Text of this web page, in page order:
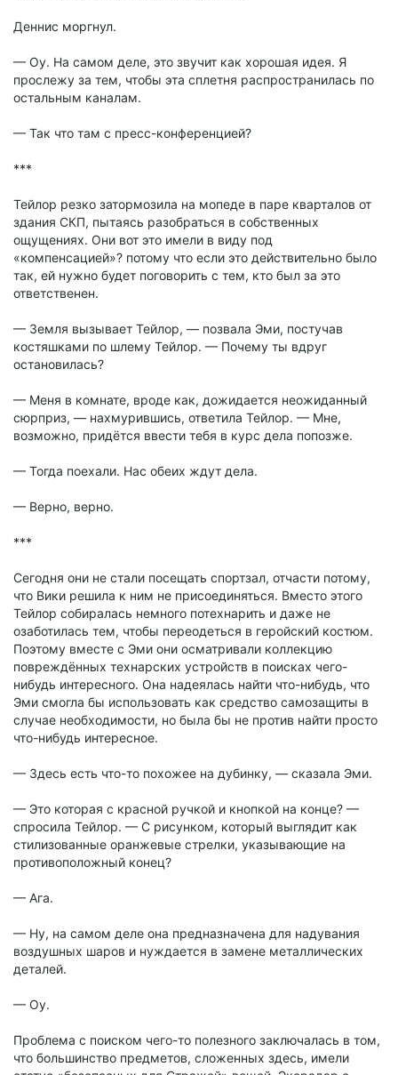
Деннис моргнул.
— Оу. На самом деле, это звучит как хорошая идея. Я
прослежу за тем, чтобы эта сплетня распространилась по
остальным каналам.
— Так что там с пресс-конференцией?
***
Тейлор резко затормозила на мопеде в паре кварталов от
здания СКП, пытаясь разобраться в собственных
ощущениях. Они вот это имели в виду под
«компенсацией»? потому что если это действительно было
так, ей нужно будет поговорить с тем, кто был за это
ответственен.
— Земля вызывает Тейлор, — позвала Эми, постучав
костяшками по шлему Тейлор. — Почему ты вдруг
остановилась?
— Меня в комнате, вроде как, дожидается неожиданный
сюрприз, — нахмурившись, ответила Тейлор. — Мне,
возможно, придётся ввести тебя в курс дела попозже.
— Тогда поехали. Нас обеих ждут дела.
— Верно, верно.
***
Сегодня они не стали посещать спортзал, отчасти потому,
что Вики решила к ним не присоединяться. Вместо этого
Тейлор собиралась немного потехнарить и даже не
озаботилась тем, чтобы переодеться в геройский костюм.
Поэтому вместе с Эми они осматривали коллекцию
повреждённых технарских устройств в поисках чего-
нибудь интересного. Она надеялась найти что-нибудь, что
Эми смогла бы использовать как средство самозащиты в
случае необходимости, но была бы не против найти просто
что-нибудь интересное.
— Здесь есть что-то похожее на дубинку, — сказала Эми.
— Это которая с красной ручкой и кнопкой на конце? —
спросила Тейлор. — С рисунком, который выглядит как
стилизованные оранжевые стрелки, указывающие на
противоположный конец?
— Ага.
— Ну, на самом деле она предназначена для надувания
воздушных шаров и нуждается в замене металлических
деталей.
— Оу.
Проблема с поиском чего-то полезного заключалась в том,
что большинство предметов, сложенных здесь, имели